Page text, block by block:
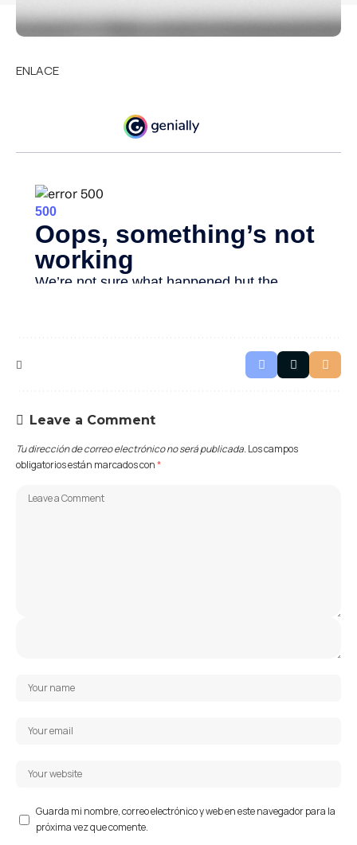
ENLACE
Leave a Comment
Tu dirección de correo electrónico no será publicada.Los campos
obligatorios están marcados con*
Guarda mi nombre, correo electrónico y web en este navegador para la
próxima vez que comente.